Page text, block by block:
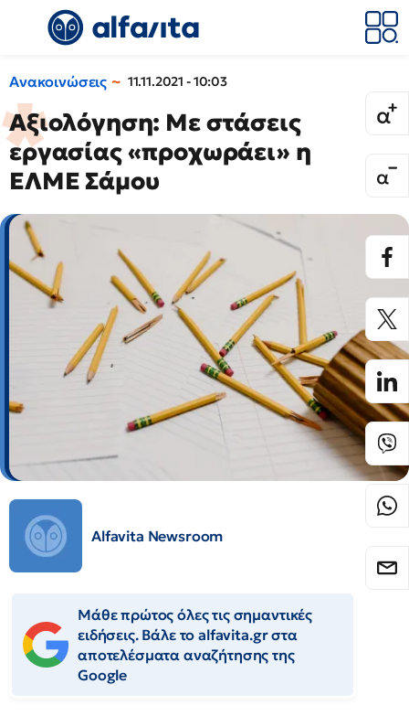
Ανακοινώσεις 11.11.2021 - 10:03
Αξιολόγηση: Με στάσεις
εργασίας «προχωράει» η
ΕΛΜΕ Σάμου
Alfavita Newsroom
Μάθε πρώτος όλες τις σημαντικές
ειδήσεις. Βάλε το alfavita.gr στα
αποτελέσματα αναζήτησης της
Google